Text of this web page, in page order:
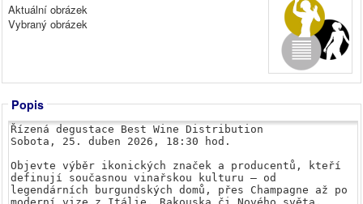
Aktuální obrázek
Vybraný obrázek
Popis